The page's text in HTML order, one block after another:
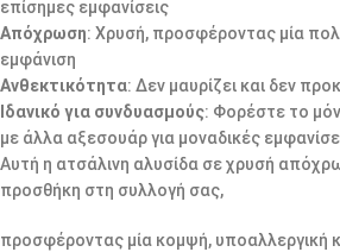
επίσημες εμφανίσεις
Απόχρωση: Χρυσή, προσφέροντας μία
εμφάνιση
Ανθεκτικότητα: Δεν μαυρίζει και δεν
Ιδανικό για συνδυασμούς: Φορέστε το
με άλλα αξεσουάρ για μοναδικές
Αυτή η ατσάλινη αλυσίδα σε χρυσή
προσθήκη στη συλλογή σας,
προσφέροντας μία κομψή, υποαλλεργική